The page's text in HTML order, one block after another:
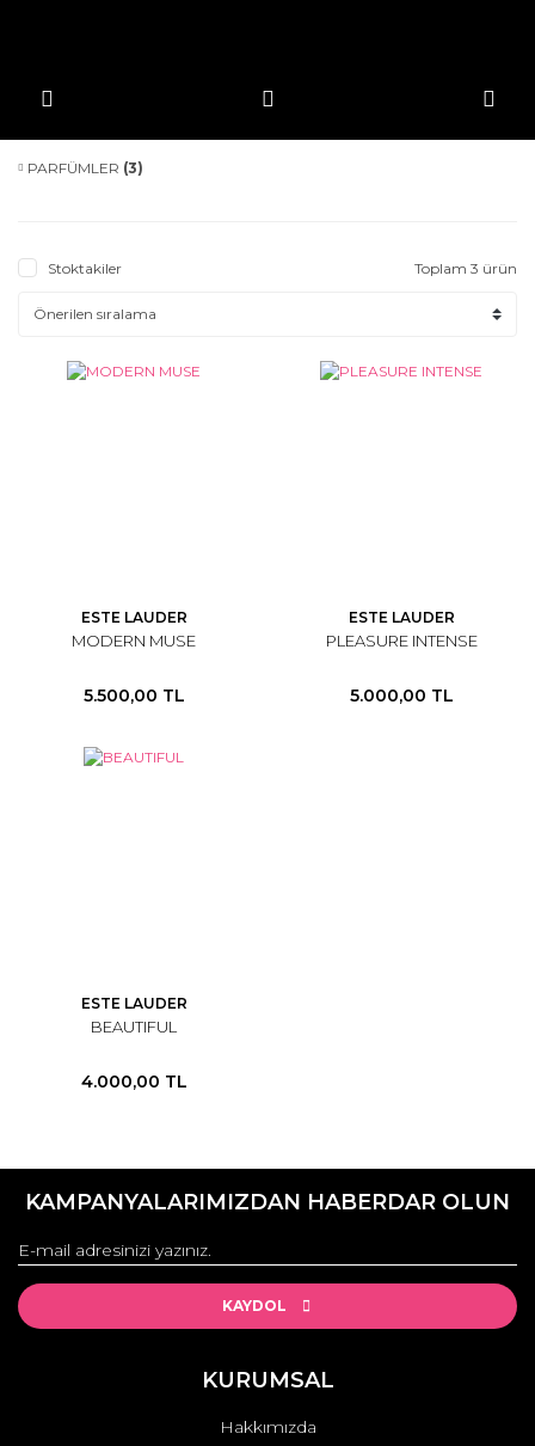
PARFÜMLER (3)
Stoktakiler Toplam 3 ürün
ESTE LAUDER
MODERN MUSE
5.500,00 TL
ESTE LAUDER
PLEASURE INTENSE
5.000,00 TL
ESTE LAUDER
BEAUTIFUL
4.000,00 TL
KAMPANYALARIMIZDAN HABERDAR OLUN
KAYDOL
KURUMSAL
Hakkımızda